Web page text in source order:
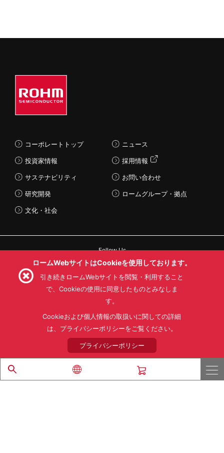
コーポレートトップ
投資家情報
サステナビリティ
研究開発
文化・社会
ニュース
採用情報
お問い合わせ
ロームグループ・拠点
Follow Us
利用目的
プライバシーポリシー
サイトマップ
ローム製品の販売に関する標準契約条件書(PDF)
© 1997 - 2026 ROHM CO., LTD. ALL RIGHTS RESERVED.
ロームWebサイトはCookieを使用しております。
引き続きロームWebサイトを閲覧・利用すること
で、Cookieの使用に同意したものとみなしま
す。
Cookieおよび個人情報の取扱いに関しての詳細
は、プライバシーポリシーをご覧ください。
プライバシーポリシー